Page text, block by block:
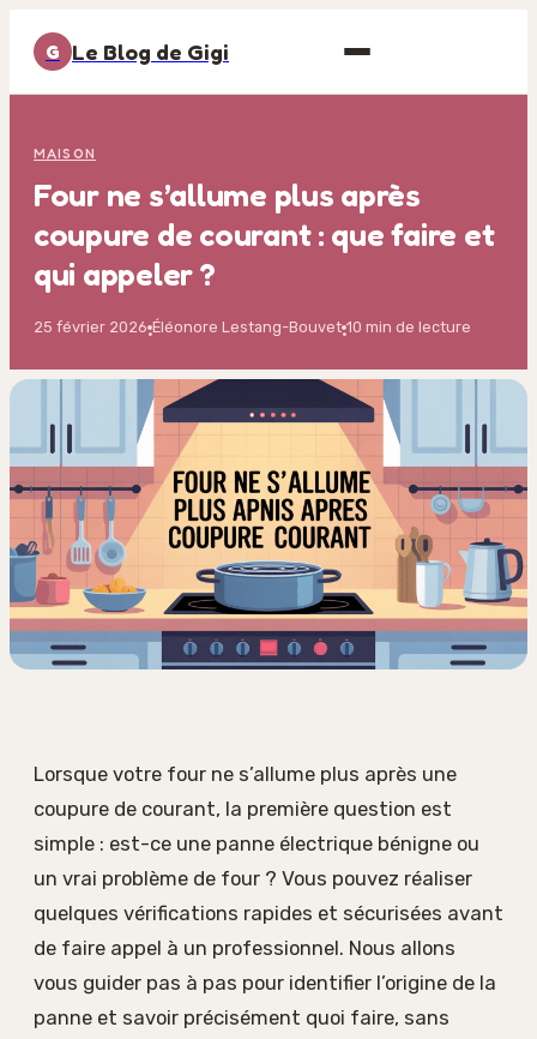
G Le Blog de Gigi
MAISON
Four ne s’allume plus après
coupure de courant : que faire et
qui appeler ?
25 février 2026·Éléonore Lestang-Bouvet·10 min de lecture
Lorsque votre four ne s’allume plus après une
coupure de courant, la première question est
simple : est-ce une panne électrique bénigne ou
un vrai problème de four ? Vous pouvez réaliser
quelques vérifications rapides et sécurisées avant
de faire appel à un professionnel. Nous allons
vous guider pas à pas pour identifier l’origine de la
panne et savoir précisément quoi faire, sans